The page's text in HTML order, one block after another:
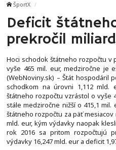
ŠportX
Deficit
prekročil
Hoci schodok štátneho rozpočtu v
vyše 465 mil. eur, medziročne je
(WebNoviny.sk) – Štát hospodáril
schodkom na úrovni 1,112 mld.
štátneho rozpočtu vzrástol o vyše
stále medziročne nižší o 415,1 mil.
štátneho rozpočtu za päť mesiacov
mld. eur, kým výdavky naopak
rok 2016 sa pritom rozpočtujú
výdavky 16,247 mld. eur a deficit